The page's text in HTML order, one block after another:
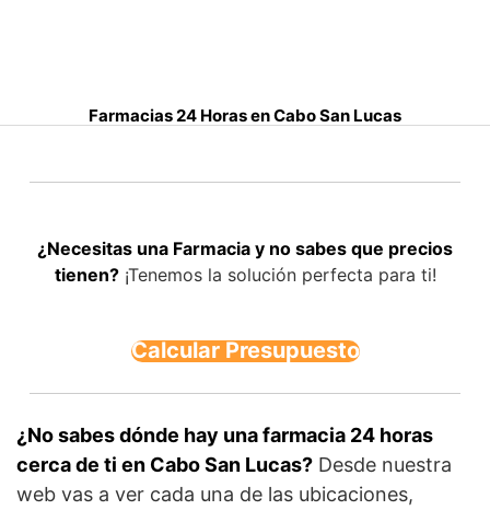
Farmacias 24 Horas en Cabo San Lucas
¿Necesitas una Farmacia y no sabes que precios
tienen?¡Tenemos la solución perfecta para ti!
Calcular Presupuesto
¿No sabes dónde hay una farmacia 24 horas
cerca de ti en Cabo San Lucas? Desde nuestra
web vas a ver cada una de las ubicaciones,